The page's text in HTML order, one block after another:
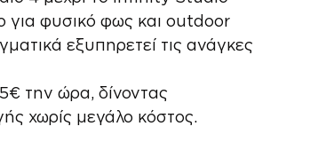
για φυσικό φως και outdoor
εξυπηρετεί τις ανάγκες
την ώρα, δίνοντας
χωρίς μεγάλο κόστος.